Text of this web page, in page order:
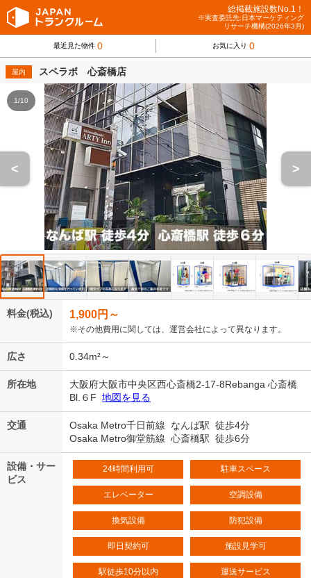
総掲載施設数No.1！
※実査委託先:日本マーケティング
リサーチ機構(2026年3月)
最近見た物件 0 お気に入り 0
屋内 スペラボ 心斎橋店
1/10
< >
料金(税込) 1,900円～
※その他費用に関しては、運営会社によって異なります。
広さ 0.34m²～
所在地
大阪府大阪市中央区西心斎橋2-17-8Rebanga 心斎橋
Bl.６F 地図を見る
交通
Osaka Metro千日前線 なんば駅 徒歩4分
Osaka Metro御堂筋線 心斎橋駅 徒歩6分
設備・サー
ビス
24時間利用可 駐車スペース
エレベーター 空調設備
換気設備 防犯設備
即日契約可 施設見学可
駅徒歩10分以内 運送サービス